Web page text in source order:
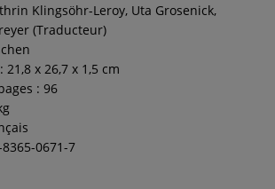
Klingsöhr-Leroy, Uta Grosenick,
(Traducteur)
x 26,7 x 1,5 cm
: 96
0671-7